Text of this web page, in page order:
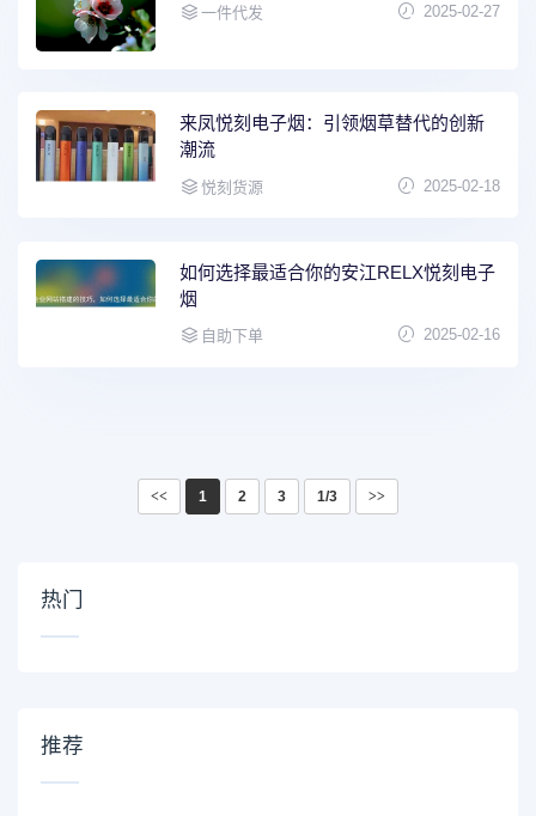
一件代发 2025-02-27
来凤悦刻电子烟：引领烟草替代的创新
潮流
悦刻货源 2025-02-18
如何选择最适合你的安江RELX悦刻电子
烟
自助下单 2025-02-16
<< 1 2 3 1/3 >>
热门
推荐